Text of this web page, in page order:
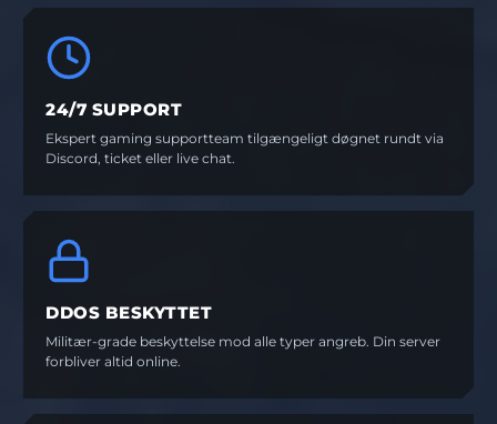
24/7 SUPPORT
Ekspert gaming supportteam tilgængeligt døgnet rundt via
Discord, ticket eller live chat.
DDOS BESKYTTET
Militær-grade beskyttelse mod alle typer angreb. Din server
forbliver altid online.